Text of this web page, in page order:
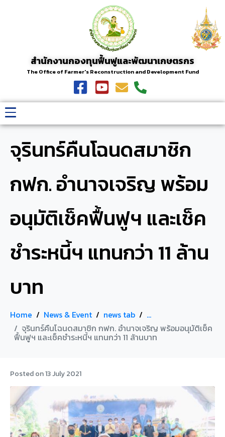
สำนักงานกองทุนฟื้นฟูและพัฒนาเกษตรกร
The Office of Farmer's Reconstruction and Development Fund
จุรินทร์คืนโฉนดสมาชิก
กฟก. อำนาจเจริญ พร้อม
อนุมัติเช็คฟื้นฟูฯ และเช็ค
ชำระหนี้ฯ แทนกว่า 11 ล้าน
บาท
Home News & Event news tab
...
จุรินทร์คืนโฉนดสมาชิก กฟก. อำนาจเจริญ พร้อมอนุมัติเช็ค
ฟื้นฟูฯ และเช็คชำระหนี้ฯ แทนกว่า 11 ล้านบาท
Posted on13 July 2021